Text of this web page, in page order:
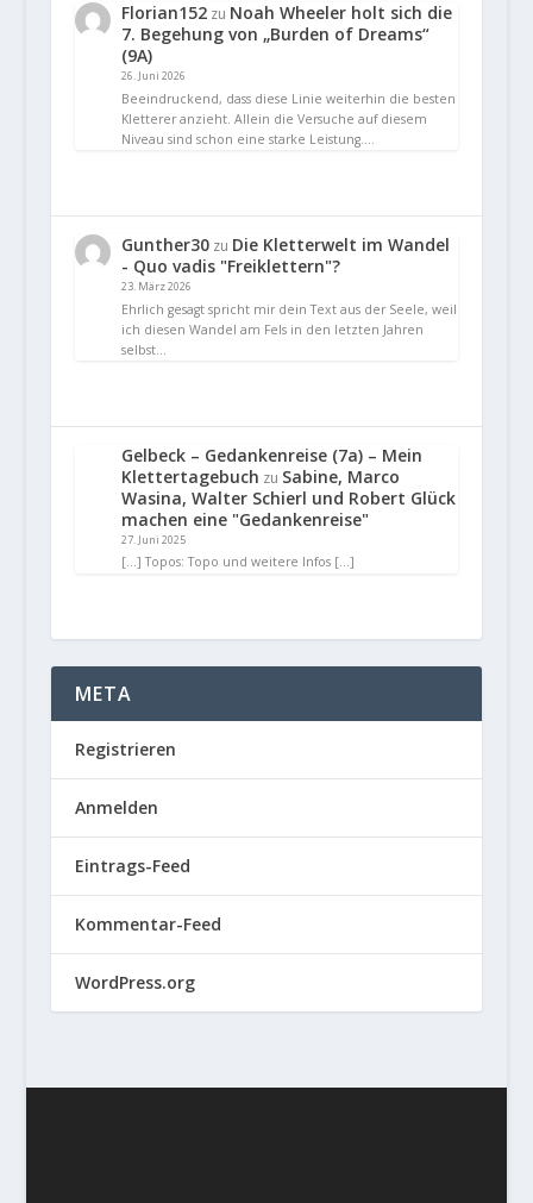
Florian152zu Noah Wheeler holt sich die
7. Begehung von „Burden of Dreams“
(9A)
26. Juni 2026
Beeindruckend, dass diese Linie weiterhin die besten
Kletterer anzieht. Allein die Versuche auf diesem
Niveau sind schon eine starke Leistung.…
Gunther30zu Die Kletterwelt im Wandel
- Quo vadis "Freiklettern"?
23. März 2026
Ehrlich gesagt spricht mir dein Text aus der Seele, weil
ich diesen Wandel am Fels in den letzten Jahren
selbst…
Gelbeck – Gedankenreise (7a) – Mein
Klettertagebuch zu Sabine, Marco
Wasina, Walter Schierl und Robert Glück
machen eine "Gedankenreise"
27. Juni 2025
[…] Topos: Topo und weitere Infos […]
META
Registrieren
Anmelden
Eintrags-Feed
Kommentar-Feed
WordPress.org